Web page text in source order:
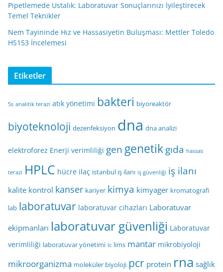
Pipetlemede Ustalık: Laboratuvar Sonuçlarınızı İyileştirecek
Temel Teknikler
Nem Tayininde Hız ve Hassasiyetin Buluşması: Mettler Toledo
HS153 İncelemesi
Etiketler
5s analitik terazi atık yönetimi bakteri biyoreaktör
biyoteknoloji dezenfeksiyon dna dna analizi
elektroforez Enerji verimliliği gen genetikgıda hassas
terazi HPLC hücre ilaç istanbul iş ilanı iş güvenliği iş ilanı
kalite kontrol kanser kariyer kimya kimyager kromatografi
lab laboratuvar laboratuvar cihazları Laboratuvar
ekipmanları laboratuvar güvenliği Laboratuvar
verimliliği laboratuvar yönetimi lc lims mantar mikrobiyoloji
mikroorganizma moleküler biyoloji pcr protein rna sağlık